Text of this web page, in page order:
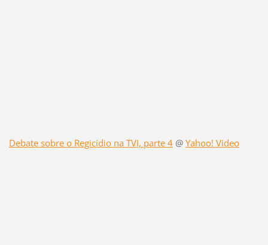
Debate sobre o Regicídio na TVI, parte 4@ Yahoo! Video